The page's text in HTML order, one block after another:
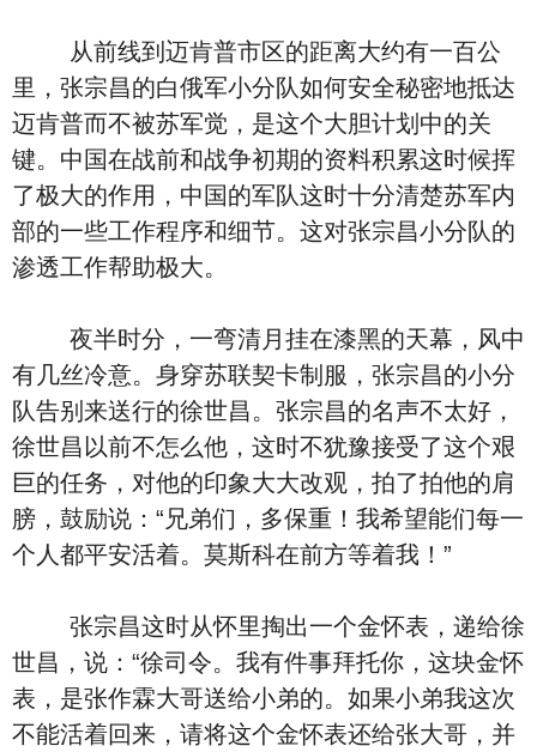
从前线到迈肯普市区的距离大约有一百公
里，张宗昌的白俄军小分队如何安全秘密地抵达
迈肯普而不被苏军觉，是这个大胆计划中的关
键。中国在战前和战争初期的资料积累这时候挥
了极大的作用，中国的军队这时十分清楚苏军内
部的一些工作程序和细节。这对张宗昌小分队的
渗透工作帮助极大。
夜半时分，一弯清月挂在漆黑的天幕，风中
有几丝冷意。身穿苏联契卡制服，张宗昌的小分
队告别来送行的徐世昌。张宗昌的名声不太好，
徐世昌以前不怎么他，这时不犹豫接受了这个艰
巨的任务，对他的印象大大改观，拍了拍他的肩
膀，鼓励说：“兄弟们，多保重！我希望能们每一
个人都平安活着。莫斯科在前方等着我！”
张宗昌这时从怀里掏出一个金怀表，递给徐
世昌，说：“徐司令。我有件事拜托你，这块金怀
表，是张作霖大哥送给小弟的。如果小弟我这次
不能活着回来，请将这个金怀表还给张大哥，并